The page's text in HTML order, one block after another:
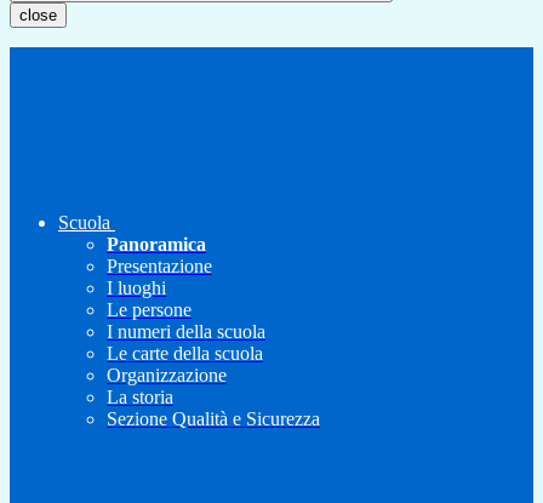
close
Scuola
Panoramica
Presentazione
I luoghi
Le persone
I numeri della scuola
Le carte della scuola
Organizzazione
La storia
Sezione Qualità e Sicurezza